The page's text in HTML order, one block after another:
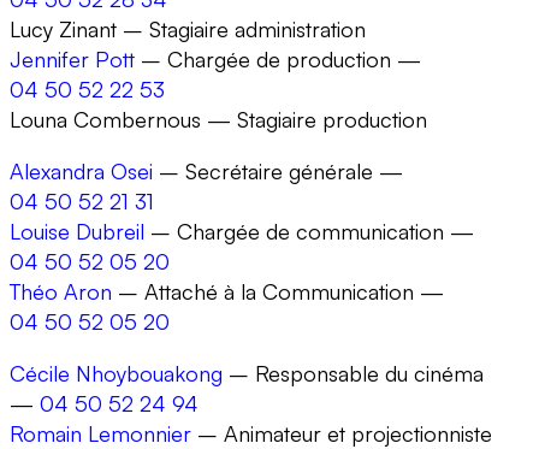
Lucy Zinant – Stagiaire administration
Jennifer Pott – Chargée de production —
04 50 52 22 53
Louna Combernous — Stagiaire production
Alexandra Osei – Secrétaire générale —
04 50 52 21 31
Louise Dubreil – Chargée de communication —
04 50 52 05 20
Théo Aron – Attaché à la Communication —
04 50 52 05 20
Cécile Nhoybouakong – Responsable du cinéma
— 04 50 52 24 94
Romain Lemonnier – Animateur et projectionniste